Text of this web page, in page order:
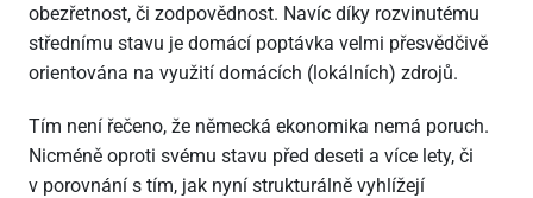
obezřetnost, či zodpovědnost. Navíc díky rozvinutému
střednímu stavu je domácí poptávka velmi přesvědčivě
orientována na využití domácích (lokálních) zdrojů.
Tím není řečeno, že německá ekonomika nemá poruch.
Nicméně oproti svému stavu před deseti a více lety, či
v porovnání s tím, jak nyní strukturálně vyhlížejí